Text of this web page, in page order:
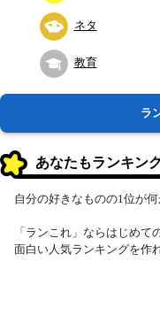
ネタ
教育
ラ
あなたもランキン
自分の好きなものの1位が
「ランこれ」ならはじめて
面白い人気ランキングを作